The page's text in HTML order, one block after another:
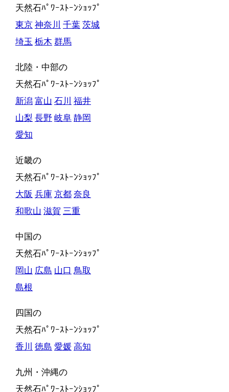
天然石ﾊﾟﾜｰｽﾄｰﾝｼｮｯﾌﾟ
東京 神奈川 千葉 茨城
埼玉 栃木 群馬
北陸・中部の
天然石ﾊﾟﾜｰｽﾄｰﾝｼｮｯﾌﾟ
新潟 富山 石川 福井
山梨 長野 岐阜 静岡
愛知
近畿の
天然石ﾊﾟﾜｰｽﾄｰﾝｼｮｯﾌﾟ
大阪 兵庫 京都 奈良
和歌山 滋賀 三重
中国の
天然石ﾊﾟﾜｰｽﾄｰﾝｼｮｯﾌﾟ
岡山 広島 山口 鳥取
島根
四国の
天然石ﾊﾟﾜｰｽﾄｰﾝｼｮｯﾌﾟ
香川 徳島 愛媛 高知
九州・沖縄の
天然石ﾊﾟﾜｰｽﾄｰﾝｼｮｯﾌﾟ